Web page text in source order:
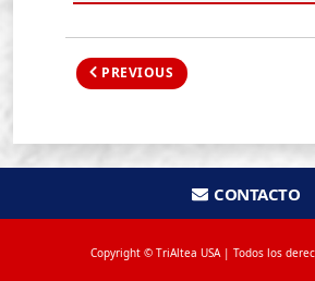
PREVIOUS
CONTACTO
Copyright © TriAltea USA | Todos los